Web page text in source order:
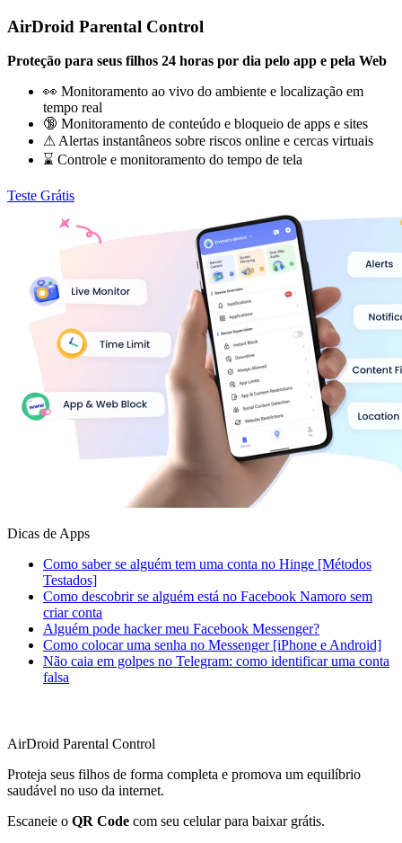
AirDroid Parental Control
Proteção para seus filhos 24 horas por dia pelo app e pela Web
👀 Monitoramento ao vivo do ambiente e localização em
tempo real
🔞 Monitoramento de conteúdo e bloqueio de apps e sites
⚠ Alertas instantâneos sobre riscos online e cercas virtuais
⌛ Controle e monitoramento do tempo de tela
Teste Grátis
Dicas de Apps
Como saber se alguém tem uma conta no Hinge [Métodos
Testados]
Como descobrir se alguém está no Facebook Namoro sem
criar conta
Alguém pode hacker meu Facebook Messenger?
Como colocar uma senha no Messenger [iPhone e Android]
Não caia em golpes no Telegram: como identificar uma conta
falsa
AirDroid Parental Control
Proteja seus filhos de forma completa e promova um equilíbrio
saudável no uso da internet.
Escaneie o QR Code com seu celular para baixar grátis.